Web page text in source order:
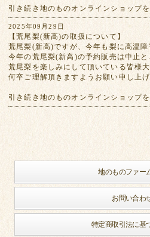
引き続き地のものオンラインショップ
2025年09月29日
【荒尾梨(新高)の取扱について】
荒尾梨(新高)ですが、今年も梨に高温障
今年の荒尾梨(新高)の予約販売は中止と
荒尾梨を楽しみにして頂いている皆様
何卒ご理解頂きますようお願い申し上げ
引き続き地のものオンラインショップ
地のものファー
お問い合わ
特定商取引法に基